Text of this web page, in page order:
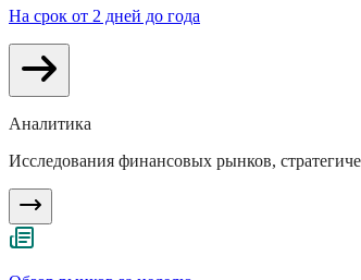
На срок от 2 дней до года
Аналитика
Исследования финансовых рынков,